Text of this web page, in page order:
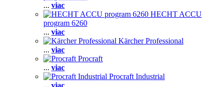
... viac
HECHT ACCU
program 6260
... viac
Kärcher Professional
... viac
Procraft
... viac
Procraft Industrial
... viac